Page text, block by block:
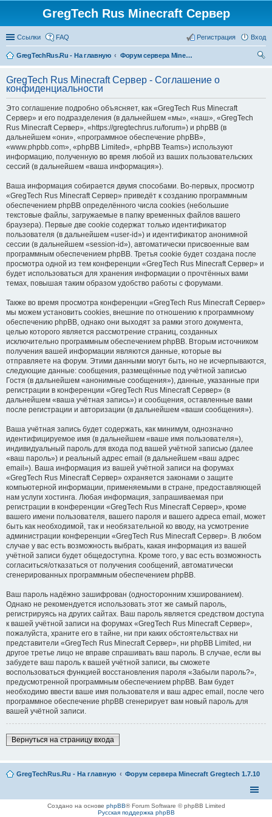
GregTech Rus Minecraft Сервер
Ссылки FAQ Вход
Регистрация
GregTechRus.Ru - На главную
Форум сервера Minecraft Gregtech 1.7.10
GregTech Rus Minecraft Сервер - Соглашение о
конфиденциальности
Это соглашение подробно объясняет, как «GregTech Rus Minecraft
Сервер» и его подразделения (в дальнейшем «мы», «наш», «GregTech
Rus Minecraft Сервер», «https://gregtechrus.ru/forum») и phpBB (в
дальнейшем «они», «программное обеспечение phpBB»,
«www.phpbb.com», «phpBB Limited», «phpBB Teams») используют
информацию, полученную во время любой из ваших пользовательских
сессий (в дальнейшем «ваша информация»).
Ваша информация собирается двумя способами. Во-первых, просмотр
«GregTech Rus Minecraft Сервер» приведёт к созданию программным
обеспечением phpBB определённого числа cookies (небольшие
текстовые файлы, загружаемые в папку временных файлов вашего
браузера). Первые две cookie содержат только идентификатор
пользователя (в дальнейшем «user-id») и идентификатор анонимной
сессии (в дальнейшем «session-id»), автоматически присвоенные вам
программным обеспечением phpBB. Третья cookie будет создана после
просмотра одной из тем конференции «GregTech Rus Minecraft Сервер» и
будет использоваться для хранения информации о прочтённых вами
темах, повышая таким образом удобство работы с форумами.
Также во время просмотра конференции «GregTech Rus Minecraft Сервер»
мы можем установить cookies, внешние по отношению к программному
обеспечению phpBB, однако они выходят за рамки этого документа,
целью которого является рассмотрение страниц, созданных
исключительно программным обеспечением phpBB. Вторым источником
получения вашей информации являются данные, которые вы
отправляете на форум. Этими данными могут быть, но не исчерпываются,
следующие данные: сообщения, размещённые под учётной записью
Гостя (в дальнейшем «анонимные сообщения»), данные, указанные при
регистрации в конференции «GregTech Rus Minecraft Сервер» (в
дальнейшем «ваша учётная запись») и сообщения, оставленные вами
после регистрации и авторизации (в дальнейшем «ваши сообщения»).
Ваша учётная запись будет содержать, как минимум, однозначно
идентифицируемое имя (в дальнейшем «ваше имя пользователя»),
индивидуальный пароль для входа под вашей учётной записью (далее
«ваш пароль») и реальный адрес email (в дальнейшем «ваш адрес
email»). Ваша информация из вашей учётной записи на форумах
«GregTech Rus Minecraft Сервер» охраняется законами о защите
компьютерной информации, применяемыми в стране, предоставляющей
нам услуги хостинга. Любая информация, запрашиваемая при
регистрации в конференции «GregTech Rus Minecraft Сервер», кроме
вашего имени пользователя, вашего пароля и вашего адреса email, может
быть как необходимой, так и необязательной ко вводу, на усмотрение
администрации конференции «GregTech Rus Minecraft Сервер». В любом
случае у вас есть возможность выбрать, какая информация из вашей
учётной записи будет общедоступна. Кроме того, у вас есть возможность
согласиться/отказаться от получения сообщений, автоматически
сгенерированных программным обеспечением phpBB.
Ваш пароль надёжно зашифрован (односторонним хэшированием).
Однако не рекомендуется использовать этот же самый пароль,
регистрируясь на других сайтах. Ваш пароль является средством доступа
к вашей учётной записи на форумах «GregTech Rus Minecraft Сервер»,
пожалуйста, храните его в тайне, ни при каких обстоятельствах ни
представители «GregTech Rus Minecraft Сервер», ни phpBB Limited, ни
другое третье лицо не вправе спрашивать ваш пароль. В случае, если вы
забудете ваш пароль к вашей учётной записи, вы сможете
воспользоваться функцией восстановления пароля «Забыли пароль?»,
предусмотренной программным обеспечением phpBB. Вам будет
необходимо ввести ваше имя пользователя и ваш адрес email, после чего
программное обеспечение phpBB сгенерирует вам новый пароль для
вашей учётной записи.
Вернуться на страницу входа
GregTechRus.Ru - На главную Форум сервера Minecraft Gregtech 1.7.10
Создано на основе phpBB® Forum Software © phpBB Limited
Русская поддержка phpBB